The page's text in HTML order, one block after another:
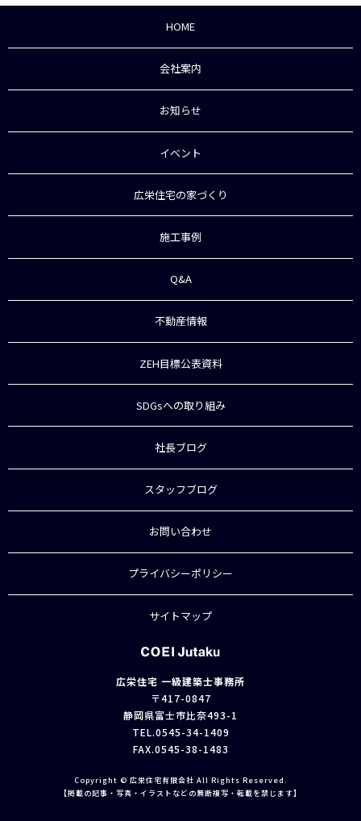
HOME
会社案内
お知らせ
イベント
広栄住宅の家づくり
施工事例
Q&A
不動産情報
ZEH目標公表資料
SDGsへの取り組み
社長ブログ
スタッフブログ
お問い合わせ
プライバシーポリシー
サイトマップ
広栄住宅 一級建築士事務所
〒417-0847
静岡県富士市比奈493-1
TEL.0545-34-1409
FAX.0545-38-1483
Copyright © 広栄住宅有限会社 All Rights Reserved.
【掲載の記事・写真・イラストなどの無断複写・転載を禁じます】